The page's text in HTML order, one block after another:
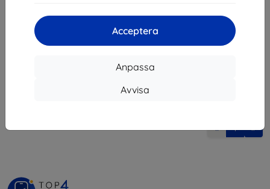
Acceptera
Anpassa
Avvisa
I lager 3 st
« 1 »